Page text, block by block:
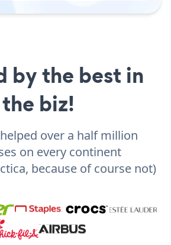
by the best in
the biz!
helped over a half million
on every continent
because of course not)